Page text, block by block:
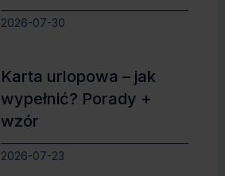
pracownikowi?
2026-07-30
Karta urlopowa – jak
wypełnić? Porady +
wzór
2026-07-23